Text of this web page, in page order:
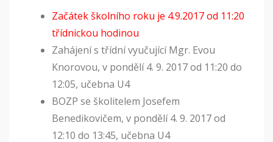
Začátek školního roku je 4.9.2017 od 11:20
třídnickou hodinou
Zahájení s třídní vyučující Mgr. Evou
Knorovou, v pondělí 4. 9. 2017 od 11:20 do
12:05, učebna U4
BOZP se školitelem Josefem
Benedikovičem, v pondělí 4. 9. 2017 od
12:10 do 13:45, učebna U4